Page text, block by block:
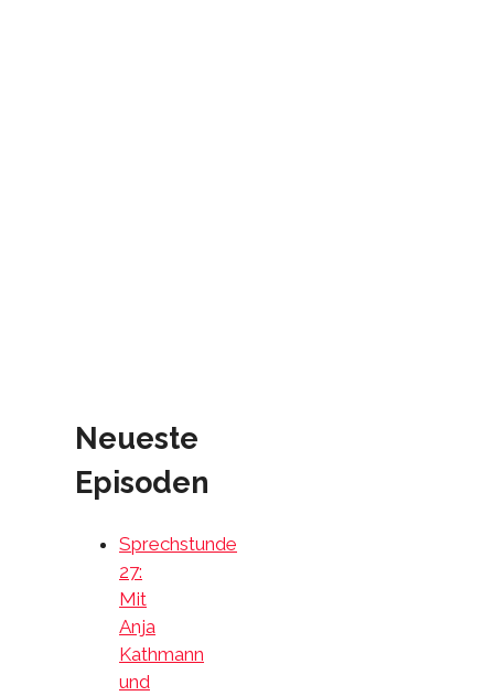
Neueste
Episoden
Sprechstunde
27:
Mit
Anja
Kathmann
und